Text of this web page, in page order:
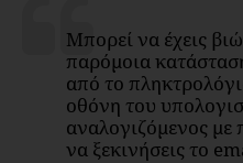
Μπορεί να έχεις
παρόμοια
από το
οθόνη του
αναλογιζόμενος με
να ξεκινήσεις το